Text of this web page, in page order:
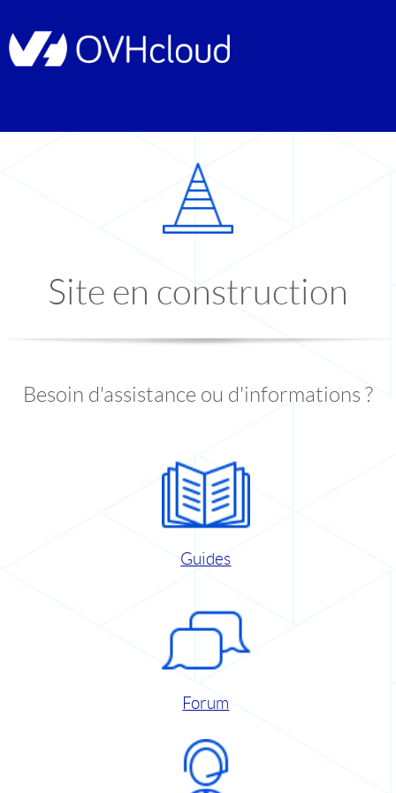
Site en construction
Besoin d'assistance ou d'informations ?
Guides
Forum